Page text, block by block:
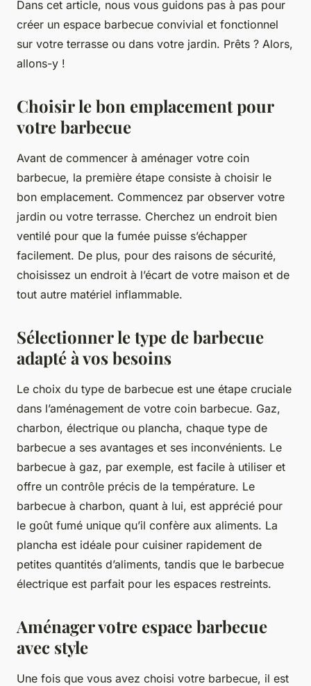
Dans cet article, nous vous guidons pas à pas pour
créer un espace barbecue convivial et fonctionnel
sur votre terrasse ou dans votre jardin. Prêts ? Alors,
allons-y !
Choisir le bon emplacement pour
votre barbecue
Avant de commencer à aménager votre coin
barbecue, la première étape consiste à choisir le
bon emplacement. Commencez par observer votre
jardin ou votre terrasse. Cherchez un endroit bien
ventilé pour que la fumée puisse s’échapper
facilement. De plus, pour des raisons de sécurité,
choisissez un endroit à l’écart de votre maison et de
tout autre matériel inflammable.
Sélectionner le type de barbecue
adapté à vos besoins
Le choix du type de barbecue est une étape cruciale
dans l’aménagement de votre coin barbecue. Gaz,
charbon, électrique ou plancha, chaque type de
barbecue a ses avantages et ses inconvénients. Le
barbecue à gaz, par exemple, est facile à utiliser et
offre un contrôle précis de la température. Le
barbecue à charbon, quant à lui, est apprécié pour
le goût fumé unique qu’il confère aux aliments. La
plancha est idéale pour cuisiner rapidement de
petites quantités d’aliments, tandis que le barbecue
électrique est parfait pour les espaces restreints.
Aménager votre espace barbecue
avec style
Une fois que vous avez choisi votre barbecue, il est